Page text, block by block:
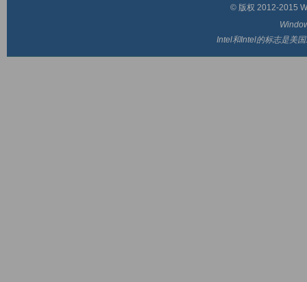
© 版权 2012-2015
Intel和Intel的标志是美